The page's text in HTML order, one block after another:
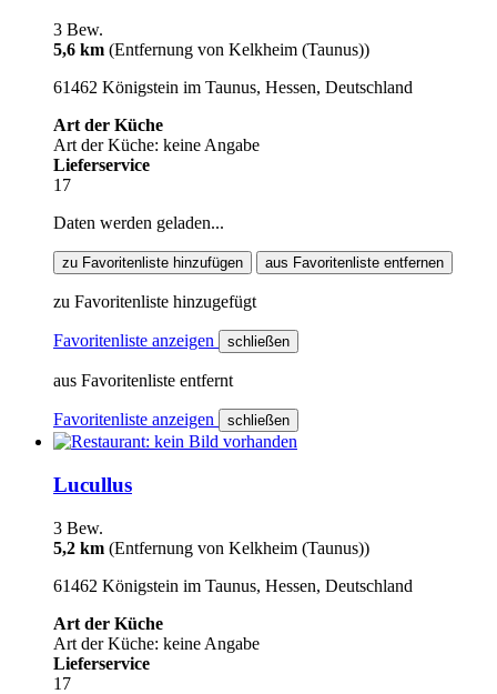
3 Bew.
5,6 km (Entfernung von Kelkheim (Taunus))
61462 Königstein im Taunus, Hessen, Deutschland
Art der Küche
Art der Küche: keine Angabe
Lieferservice
17
Daten werden geladen...
zu Favoritenliste hinzufügen aus Favoritenliste entfernen
zu Favoritenliste hinzugefügt
Favoritenliste anzeigen schließen
aus Favoritenliste entfernt
Favoritenliste anzeigen schließen
Lucullus
3 Bew.
5,2 km (Entfernung von Kelkheim (Taunus))
61462 Königstein im Taunus, Hessen, Deutschland
Art der Küche
Art der Küche: keine Angabe
Lieferservice
17